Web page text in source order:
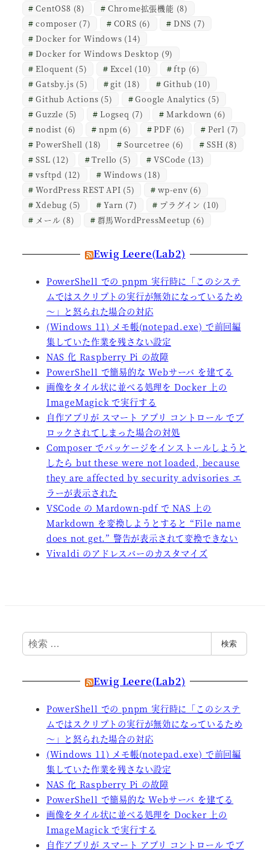
CentOS8 (8) Chrome拡張機能 (8)
composer (7) CORS (6) DNS (7)
Docker for Windows (14)
Docker for Windows Desktop (9)
Eloquent (5) Excel (10) ftp (6)
Gatsby.js (5) git (18) Github (10)
Github Actions (5) Google Analytics (5)
Guzzle (5) Logseq (7) Markdown (6)
nodist (6) npm (6) PDF (6) Perl (7)
PowerShell (18) Sourcetree (6) SSH (8)
SSL (12) Trello (5) VSCode (13)
vsftpd (12) Windows (18)
WordPress REST API (5) wp-env (6)
Xdebug (5) Yarn (7) プラグイン (10)
メール (8) 群馬WordPressMeetup (6)
Ewig Leere(Lab2)
PowerShell での pnpm 実行時に「このシステ
ムではスクリプトの実行が無効になっているため
～」と怒られた場合の対応
(Windows 11) メモ帳(notepad.exe) で前回編
集していた作業を残さない設定
NAS 化 Raspberry Pi の故障
PowerShell で簡易的な Webサーバ を建てる
画像をタイル状に並べる処理を Docker 上の
ImageMagick で実行する
自作アプリが スマート アプリ コントロール でブ
ロックされてしまった場合の対処
Composer でパッケージをインストールしようと
したら but these were not loaded, because
they are affected by security advisories エ
ラーが表示された
VSCode の Mardown-pdf で NAS 上の
Markdown を変換しようとすると “File name
does not get.” 警告が表示されて変換できない
Vivaldi のアドレスバーのカスタマイズ
検
索
検索
Ewig Leere(Lab2)
PowerShell での pnpm 実行時に「このシステ
ムではスクリプトの実行が無効になっているため
～」と怒られた場合の対応
(Windows 11) メモ帳(notepad.exe) で前回編
集していた作業を残さない設定
NAS 化 Raspberry Pi の故障
PowerShell で簡易的な Webサーバ を建てる
画像をタイル状に並べる処理を Docker 上の
ImageMagick で実行する
自作アプリが スマート アプリ コントロール でブ